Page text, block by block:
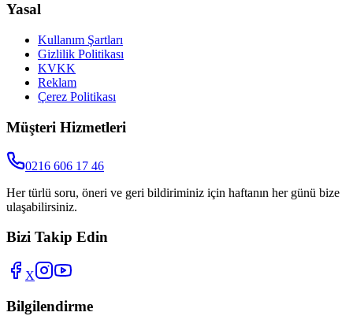
Yasal
Kullanım Şartları
Gizlilik Politikası
KVKK
Reklam
Çerez Politikası
Müşteri Hizmetleri
0216 606 17 46
Her türlü soru, öneri ve geri bildiriminiz için haftanın her günü bize
ulaşabilirsiniz.
Bizi Takip Edin
X
Bilgilendirme